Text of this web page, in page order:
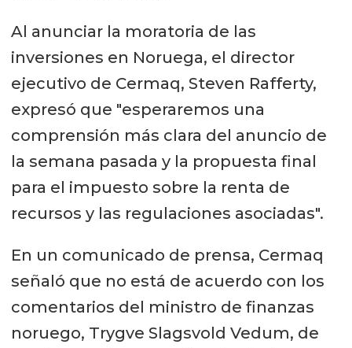
Al anunciar la moratoria de las
inversiones en Noruega, el director
ejecutivo de Cermaq, Steven Rafferty,
expresó que "esperaremos una
comprensión más clara del anuncio de
la semana pasada y la propuesta final
para el impuesto sobre la renta de
recursos y las regulaciones asociadas".
En un comunicado de prensa, Cermaq
señaló que no está de acuerdo con los
comentarios del ministro de finanzas
noruego, Trygve Slagsvold Vedum, de